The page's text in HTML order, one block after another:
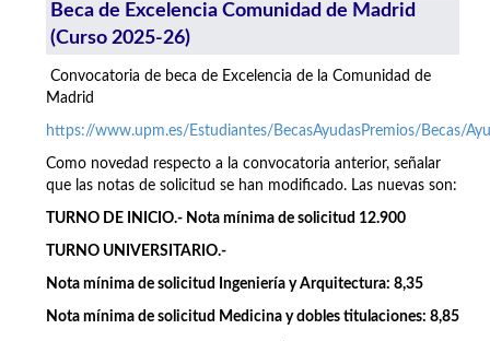
Beca de Excelencia Comunidad de Madrid
(Curso 2025-26)
Convocatoria de beca de Excelencia de la Comunidad de
Madrid
https://www.upm.es/Estudiantes/BecasAyudasPremios/Becas/
Como novedad respecto a la convocatoria anterior, señalar
que las notas de solicitud se han modificado. Las nuevas son:
TURNO DE INICIO.- Nota mínima de solicitud 12.900
TURNO UNIVERSITARIO.-
Nota mínima de solicitud Ingeniería y Arquitectura: 8,35
Nota mínima de solicitud Medicina y dobles titulaciones: 8,85